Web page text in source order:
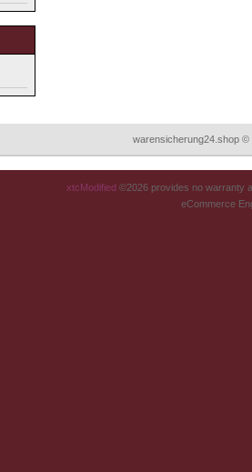
warensicherung24.shop ©
xtcModified ©2026 provides no warranty
eCommerce